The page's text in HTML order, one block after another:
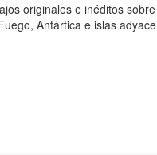
originales e inéditos
Antártica e islas